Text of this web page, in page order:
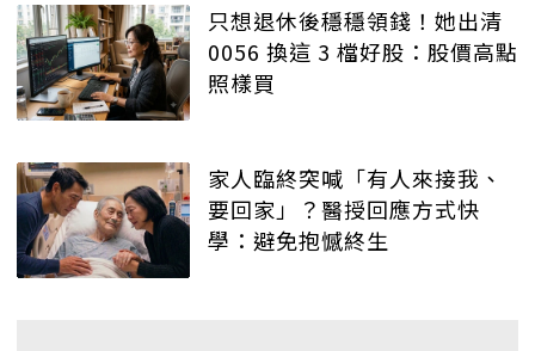
只想退休後穩穩領錢！她出清
0056 換這 3 檔好股：股價高點
照樣買
家人臨終突喊「有人來接我、
要回家」？醫授回應方式快
學：避免抱憾終生